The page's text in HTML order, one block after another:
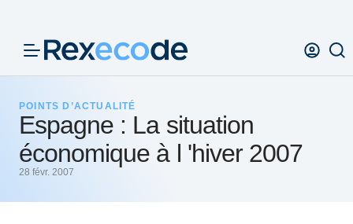
POINTS D’ACTUALITÉ
Espagne : La situation
économique à l 'hiver 2007
28 févr. 2007